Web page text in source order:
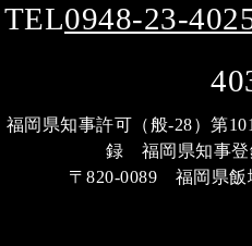
TEL0948-23-
福岡県知事許可（般-28）第
録 福岡県知事
〒820-0089 福岡県